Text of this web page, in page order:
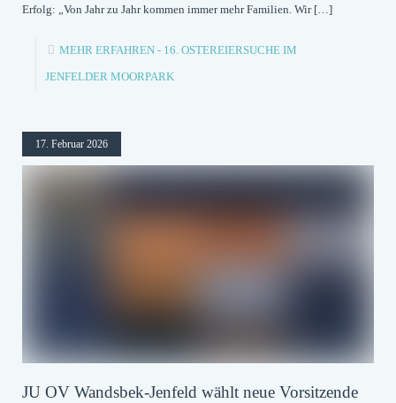
Erfolg: „Von Jahr zu Jahr kommen immer mehr Familien. Wir[…]
MEHR ERFAHREN - 16. OSTEREIERSUCHE IM
JENFELDER MOORPARK
17. Februar 2026
JU OV Wandsbek-Jenfeld wählt neue Vorsitzende